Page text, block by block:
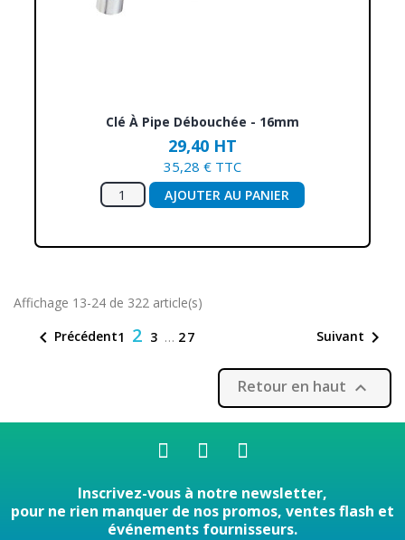
Clé À Pipe Débouchée - 16mm
29,40 HT
35,28 € TTC
AJOUTER AU PANIER
Affichage 13-24 de 322 article(s)
 Précédent1 2 3 … 27 Suivant 
Retour en haut 
Inscrivez-vous à notre newsletter,
pour ne rien manquer de nos promos, ventes flash et
événements fournisseurs.